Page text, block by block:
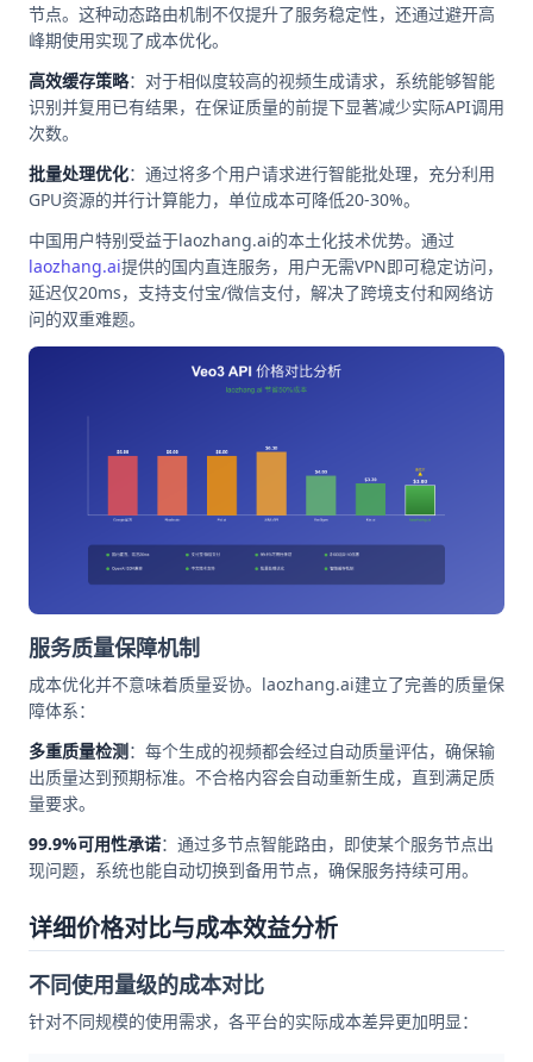
节点。这种动态路由机制不仅提升了服务稳定性，还通过避开高
峰期使用实现了成本优化。
高效缓存策略：对于相似度较高的视频生成请求，系统能够智能
识别并复用已有结果，在保证质量的前提下显著减少实际API调用
次数。
批量处理优化：通过将多个用户请求进行智能批处理，充分利用
GPU资源的并行计算能力，单位成本可降低20-30%。
中国用户特别受益于laozhang.ai的本土化技术优势。通过
laozhang.ai提供的国内直连服务，用户无需VPN即可稳定访问，
延迟仅20ms，支持支付宝/微信支付，解决了跨境支付和网络访
问的双重难题。
服务质量保障机制
成本优化并不意味着质量妥协。laozhang.ai建立了完善的质量保
障体系：
多重质量检测：每个生成的视频都会经过自动质量评估，确保输
出质量达到预期标准。不合格内容会自动重新生成，直到满足质
量要求。
99.9%可用性承诺：通过多节点智能路由，即使某个服务节点出
现问题，系统也能自动切换到备用节点，确保服务持续可用。
详细价格对比与成本效益分析
不同使用量级的成本对比
针对不同规模的使用需求，各平台的实际成本差异更加明显：